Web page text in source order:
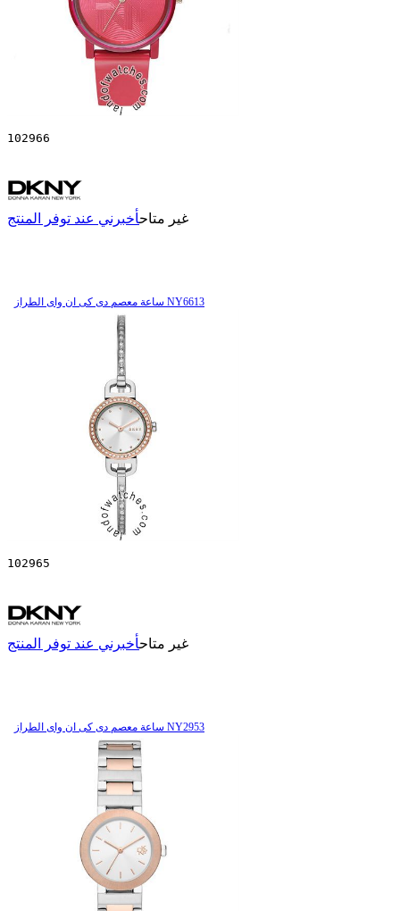
102966
غير متاحأخبرني عند توفر المنتج
ساعة معصم دی کی ان وای الطراز NY6613
102965
غير متاحأخبرني عند توفر المنتج
ساعة معصم دی کی ان وای الطراز NY2953